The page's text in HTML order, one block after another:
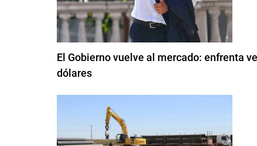
El Gobierno vuelve al mercado: enfrenta
dólares